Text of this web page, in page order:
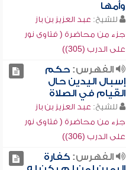
وأمها
للشيخ: عبد العزيز بن باز
جزء من محاضرة ( فتاوى نور
على الدرب (305))
الفهرس:حكم
إسبال اليدين حال
القيام في الصلاة
للشيخ: عبد العزيز بن باز
جزء من محاضرة ( فتاوى نور
على الدرب (306))
الفهرس:كفارة